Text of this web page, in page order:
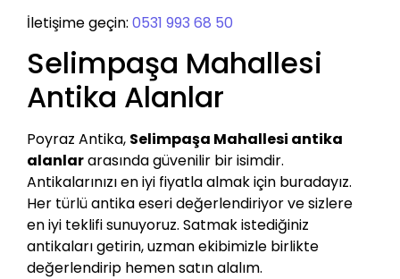
İletişime geçin: 0531 993 68 50
Selimpaşa Mahallesi
Antika Alanlar
Poyraz Antika, Selimpaşa Mahallesi antika
alanlararasında güvenilir bir isimdir.
Antikalarınızı en iyi fiyatla almak için buradayız.
Her türlü antika eseri değerlendiriyor ve sizlere
en iyi teklifi sunuyoruz. Satmak istediğiniz
antikaları getirin, uzman ekibimizle birlikte
değerlendirip hemen satın alalım.